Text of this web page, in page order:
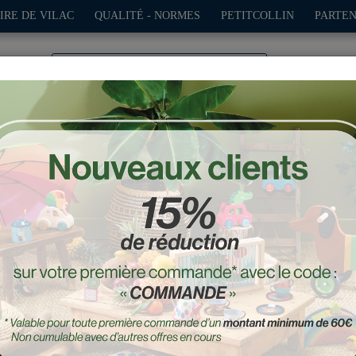
DE VILAC QUALITÉ - NORMES PETITCOLLIN
PLEIN AIR JEUX DÉCO-CADEAUX
Tour Eiffel 12
Réf. : 50364